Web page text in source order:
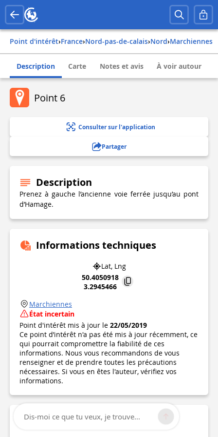
Point d'intérêt› france› nord-pas-de-calais› nord› marchiennes
Description Carte Notes et avis À voir autour
Point 6
Consulter sur l'application
Partager
Description
Prenez à gauche l’ancienne voie ferrée jusqu’au pont
d’Hamage.
Informations techniques
Lat, Lng
50.4050918
3.2945466
Marchiennes
État incertain
Point d'intérêt mis à jour le 22/05/2019
Ce point d’intérêt n'a pas été mis à jour récemment, ce
qui pourrait compromettre la fiabilité de ces
informations. Nous vous recommandons de vous
renseigner et de prendre toutes les précautions
nécessaires. Si vous en êtes l'auteur, vérifiez vos
informations.
Dis-moi ce que tu veux, je trouve...